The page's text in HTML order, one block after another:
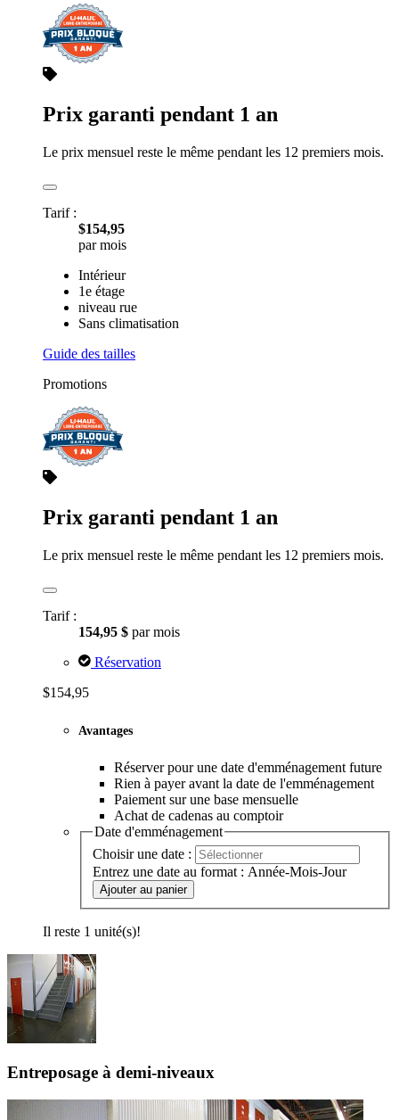
Prix garanti pendant 1 an
Le prix mensuel reste le même pendant les 12 premiers mois.
Tarif :
$154,95
par mois
Intérieur
1e étage
niveau rue
Sans climatisation
Guide des tailles
Promotions
Prix garanti pendant 1 an
Le prix mensuel reste le même pendant les 12 premiers mois.
Tarif :
154,95 $ par mois
Réservation
$154,95
Avantages
Réserver pour une date d'emménagement future
Rien à payer avant la date de l'emménagement
Paiement sur une base mensuelle
Achat de cadenas au comptoir
Date d'emménagement
Choisir une date :
Entrez une date au format : Année-Mois-Jour
Ajouter au panier
Il reste 1 unité(s)!
Entreposage à demi-niveaux